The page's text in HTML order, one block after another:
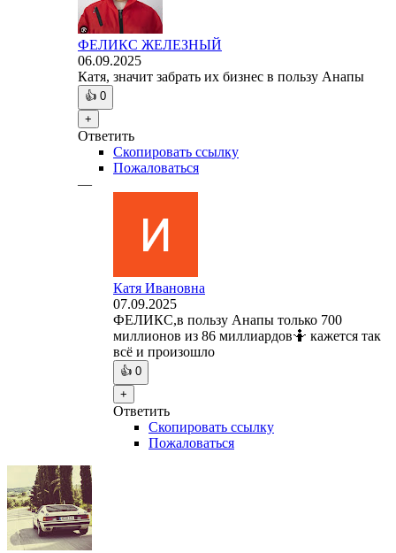
ФЕЛИКС ЖЕЛЕЗНЫЙ
06.09.2025
Катя, значит забрать их бизнес в пользу Анапы
👍 0
+
Ответить
Скопировать ссылку
Пожаловаться
—
Катя Ивановна
07.09.2025
ФЕЛИКС,в пользу Анапы только 700
миллионов из 86 миллиардов🤷 кажется так
всё и произошло
👍 0
+
Ответить
Скопировать ссылку
Пожаловаться